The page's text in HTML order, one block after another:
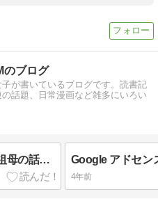
のブログ
が書いているブログです。読書記
話題、日常漫画など雑多にいろい
新年の挨拶に代わりまして、祖母の話をひとつ。
4年前